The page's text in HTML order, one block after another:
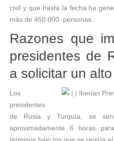
civil y que hasta la fecha ha
más de 450.000 personas.
Razones que
presidentes de
a solicitar un
Los
presidentes
de Rusia y Turquía, se
aproximadamente 6 horas